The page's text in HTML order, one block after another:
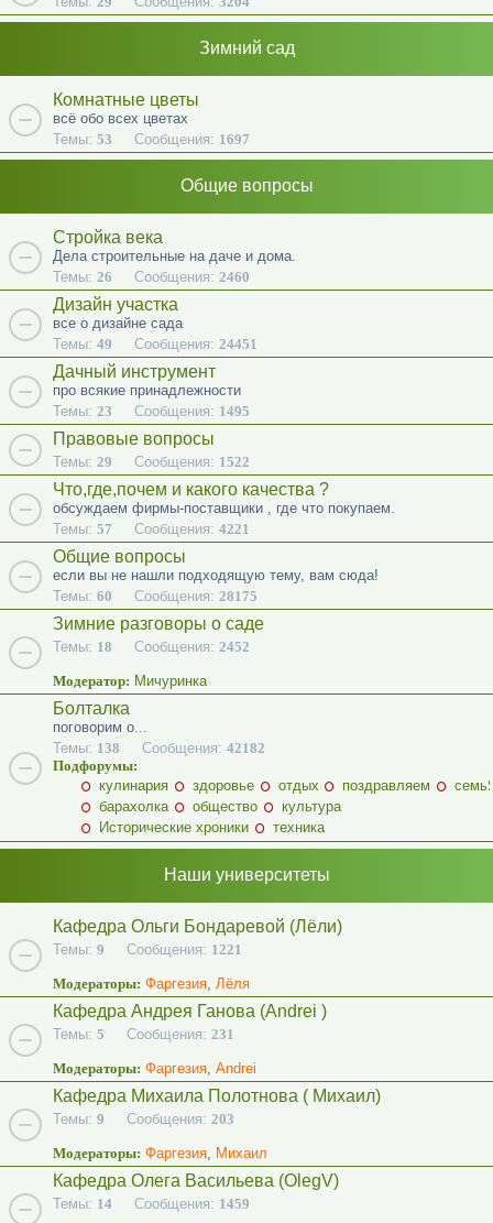
Зимний сад
Комнатные цветы
всё обо всех цветах
Темы: 53 Сообщения: 1697
Общие вопросы
Стройка века
Дела строительные на даче и дома.
Темы: 26 Сообщения: 2460
Дизайн участка
все о дизайне сада
Темы: 49 Сообщения: 24451
Дачный инструмент
про всякие принадлежности
Темы: 23 Сообщения: 1495
Правовые вопросы
Темы: 29 Сообщения: 1522
Что,где,почем и какого качества ?
обсуждаем фирмы-поставщики , где что покупаем.
Темы: 57 Сообщения: 4221
Общие вопросы
если вы не нашли подходящую тему, вам сюда!
Темы: 60 Сообщения: 28175
Зимние разговоры о саде
Темы: 18 Сообщения: 2452
Модератор: Мичуринка
Болталка
поговорим о...
Темы: 138 Сообщения: 42182
Подфорумы:
кулинария
здоровье отдых поздравляем
барахолка
общество
культура
Исторические хроники
техника
Наши университеты
Кафедра Ольги Бондаревой (Лёли)
Темы: 9 Сообщения: 1221
Модераторы: Фаргезия, Лёля
Кафедра Андрея Ганова (Andrei )
Темы: 5 Сообщения: 231
Модераторы: Фаргезия, Andrei
Кафедра Михаила Полотнова ( Михаил)
Темы: 9 Сообщения: 203
Модераторы: Фаргезия, Михаил
Кафедра Олега Васильева (OlegV)
Темы: 14 Сообщения: 1459